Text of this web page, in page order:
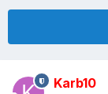
Karb10